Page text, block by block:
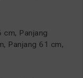
cm, Panjang
Panjang 61 cm,